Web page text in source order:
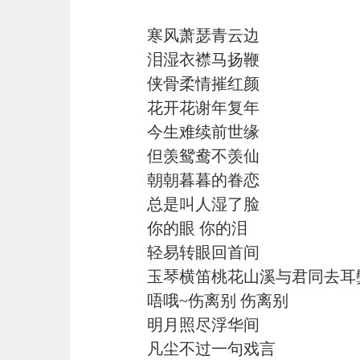
寒风萧瑟青云边
泪湿衣襟马扬鞭
侠骨柔情摧红颜
花开花谢年复年
今生难续前世缘
但羡鸳鸯不羡仙
朝朝暮暮的眷恋
总是叫人湿了脸
你的眼 你的泪
轻易转眼回首间
玉琴横笛桃花山溪与君同去
唔哦~伤离别 伤离别
明月照尽浮华间
凡尘不过一句戏言